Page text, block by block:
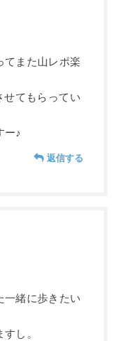
てまた山レポ楽
せてもらってい
ー♪
返信する
一緒に歩きたい
し。